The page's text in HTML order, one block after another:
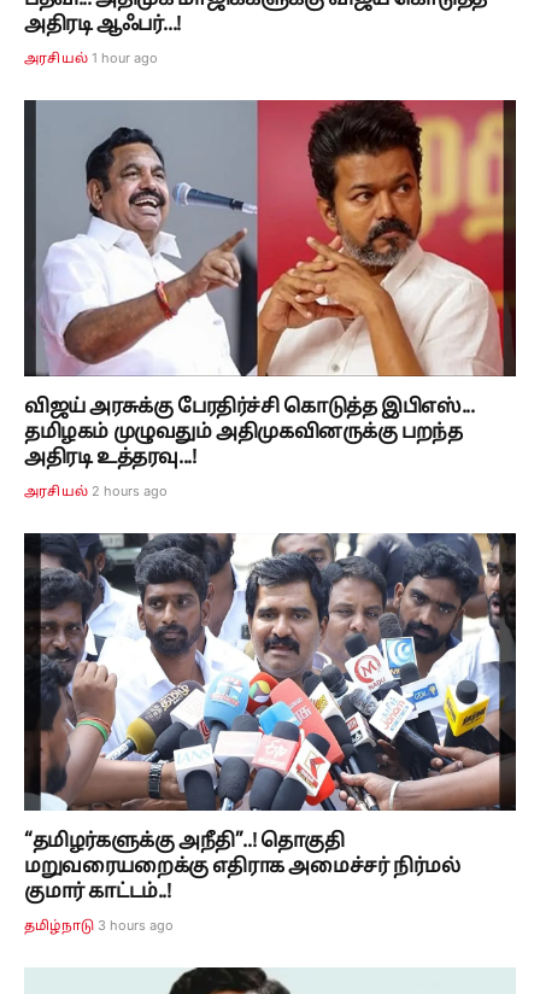
அதிரடி ஆஃபர்...!
அரசியல் 1 hour ago
விஜய் அரசுக்கு பேரதிர்ச்சி கொடுத்த இபிஎஸ்...
தமிழகம் முழுவதும் அதிமுகவினருக்கு பறந்த
அதிரடி உத்தரவு...!
அரசியல் 2 hours ago
“தமிழர்களுக்கு அநீதி”..! தொகுதி
மறுவரையறைக்கு எதிராக அமைச்சர் நிர்மல்
குமார் காட்டம்..!
தமிழ்நாடு 3 hours ago